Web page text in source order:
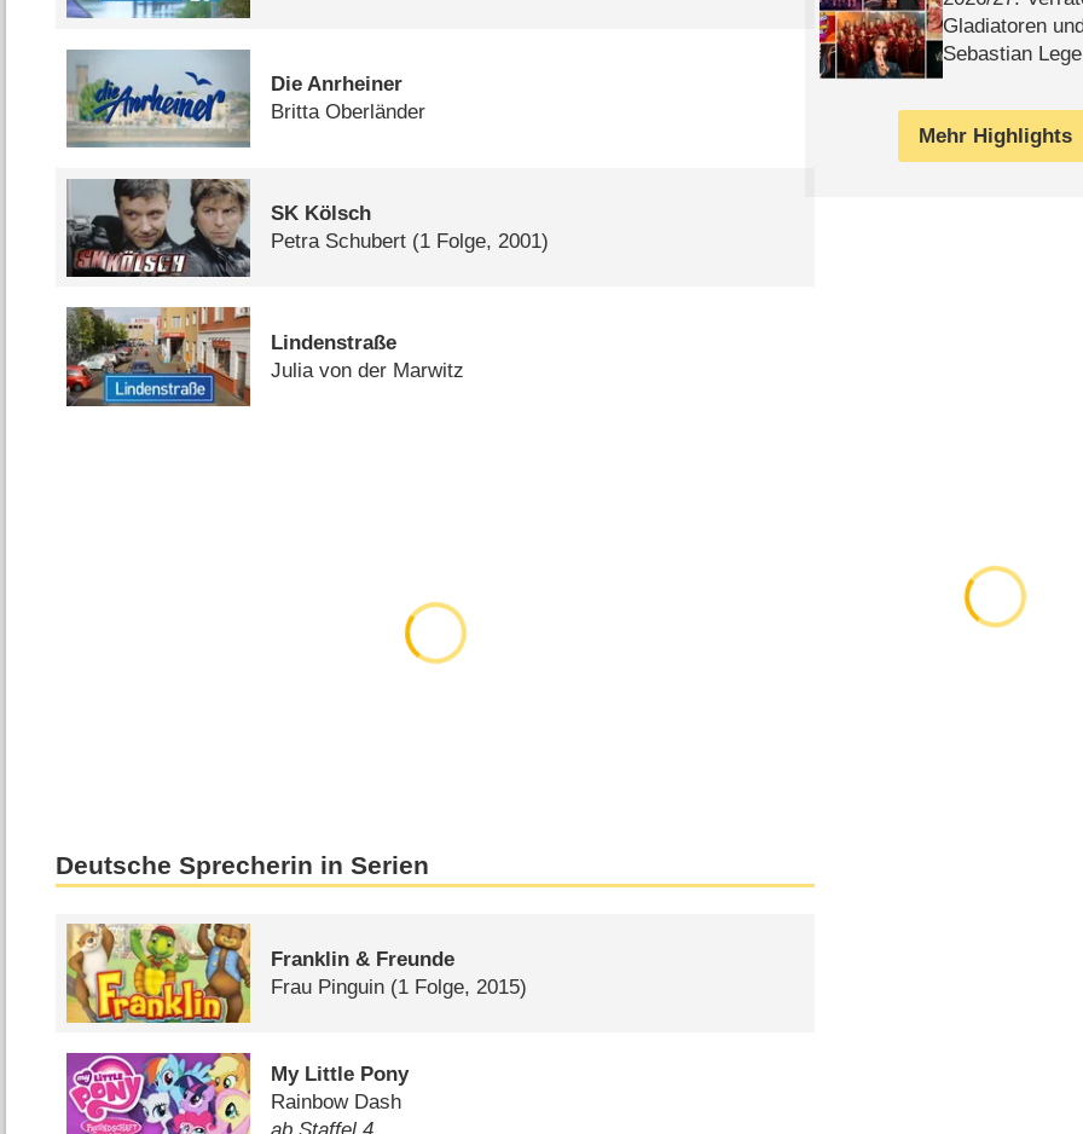
Die Anrheiner
Britta Oberländer
SK Kölsch
Petra Schubert (1 Folge, 2001)
Lindenstraße
Julia von der Marwitz
Deutsche Sprecherin in Serien
Franklin & Freunde
Frau Pinguin (1 Folge, 2015)
My Little Pony
Rainbow Dash
Gladiatoren
Sebastian Lege
Mehr Highlights